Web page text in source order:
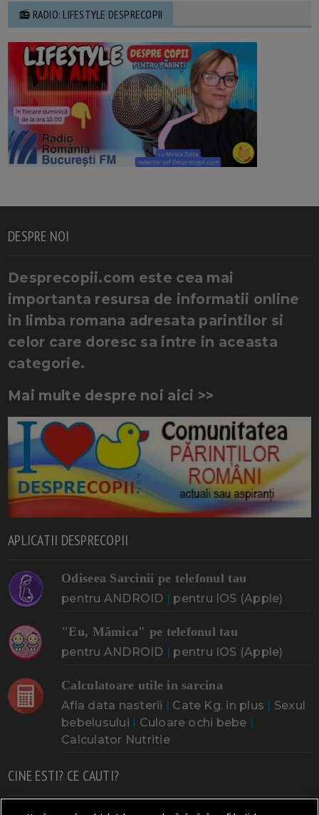
📻 RADIO: LIFESTYLE DESPRECOPII
DESPRE NOI
Desprecopii.com este cea mai
importanta resursa de informatii online
in limba romana adresata parintilor si
celor care doresc sa intre in aceasta
categorie.
Mai multe despre noi aici >>
APLICATII DESPRECOPII
Odiseea Sarcinii pe telefonul tau
pentru ANDROID pentru IOS (Apple)
"Eu, Mămica" pe telefonul tau
pentru ANDROID pentru IOS (Apple)
Calculatoare utile in sarcina
Afla data nasterii Cate Kg. in plus
Sexul
bebelusului
Culoare ochi bebe
Calculator Nutritie
CINE ESTI? CE CAUTI?